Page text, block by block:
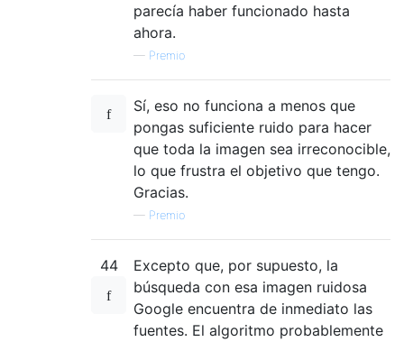
parecía haber funcionado hasta
ahora.
— Premio
Sí, eso no funciona a menos que
pongas suficiente ruido para hacer
que toda la imagen sea irreconocible,
lo que frustra el objetivo que tengo.
Gracias.
— Premio
44
Excepto que, por supuesto, la
búsqueda con esa imagen ruidosa
Google encuentra de inmediato las
fuentes. El algoritmo probablemente